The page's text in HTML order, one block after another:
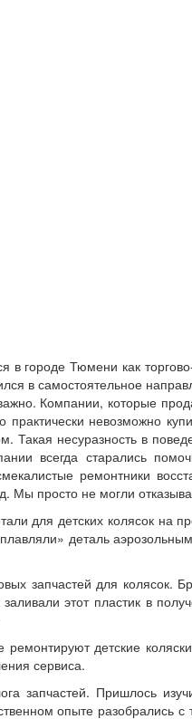
городе Тюмени как
в самостоятельное
Компании, которые
практически невозможно
Такая несуразность в
всегда старались
ремонтники
Мы просто не могли
для детских колясок на
деталь
запчастей для
этот пластик в
ремонтируют детские
сервиса.
запчастей. Пришлось
опыте разобрались